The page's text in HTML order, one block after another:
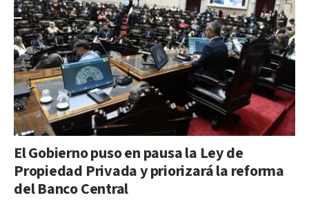
El Gobierno puso en pausa la Ley de
Propiedad Privada y priorizará la reforma
del Banco Central